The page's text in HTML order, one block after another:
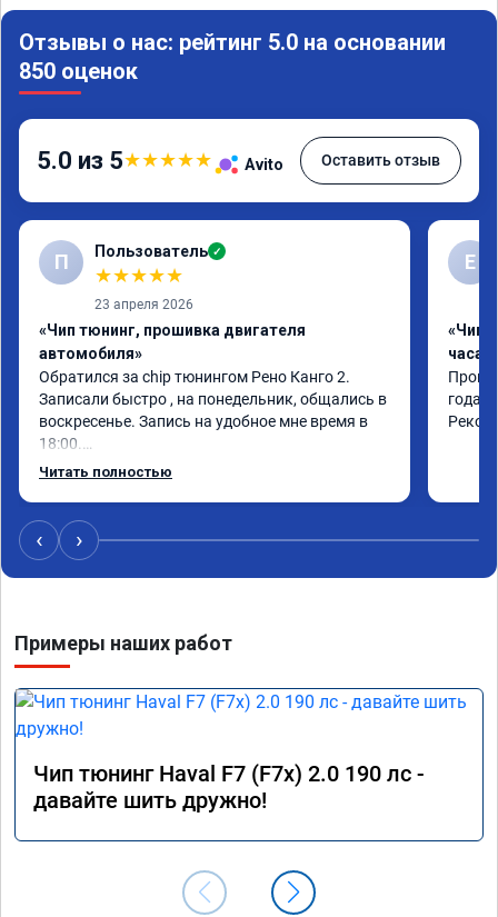
Отзывы о нас: рейтинг 5.0 на основании
850 оценок
5.0 из 5★★★★★ Avito Оставить отзыв
П Пользователь ✓
★★★★★
23 апреля 2026
«Чип тюнинг, прошивка двигателя
автомобиля»
Обратился за chip тюнингом Рено Канго 2.
Записали быстро , на понедельник, общались в
воскресенье. Запись на удобное мне время в
18:00.
Работу выполнили за 30 минут, качественно,
Читать полностью
Е
«Чип
часа»
года.
‹ ›
Примеры наших работ
Чип тюнинг Haval F7 (F7x) 2.0 190 лс -
давайте шить дружно!